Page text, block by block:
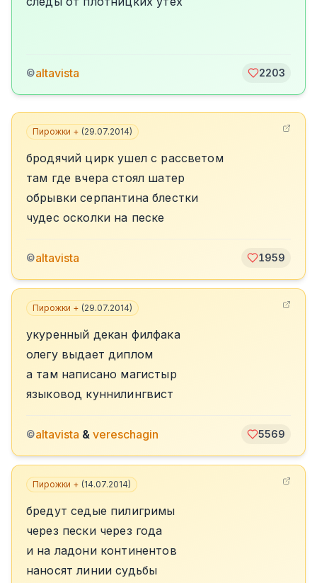
©altavista 2203
Пирожки + (29.07.2014)
бродячий цирк ушел с рассветом
там где вчера стоял шатер
обрывки серпантина блестки
чудес осколки на песке
©altavista 1959
Пирожки + (29.07.2014)
укуренный декан филфака
олегу выдает диплом
а там написано магистыр
языковод куннилингвист
©altavista & vereschagin 5569
Пирожки + (14.07.2014)
бредут седые пилигримы
через пески через года
и на ладони континентов
наносят линии судьбы